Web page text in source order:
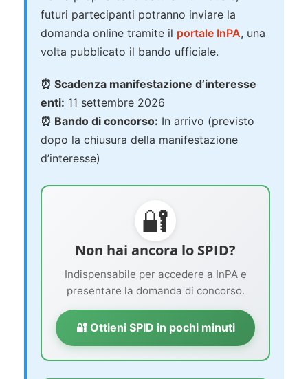
futuri partecipanti potranno inviare la
domanda online tramite il portale InPA, una
volta pubblicato il bando ufficiale.
⏰ Scadenza manifestazione d’interesse
enti: 11 settembre 2026
⏰ Bando di concorso: In arrivo (previsto
dopo la chiusura della manifestazione
d’interesse)
🔐
Non hai ancora lo SPID?
Indispensabile per accedere a InPA e
presentare la domanda di concorso.
🔐 Ottieni SPID in pochi minuti